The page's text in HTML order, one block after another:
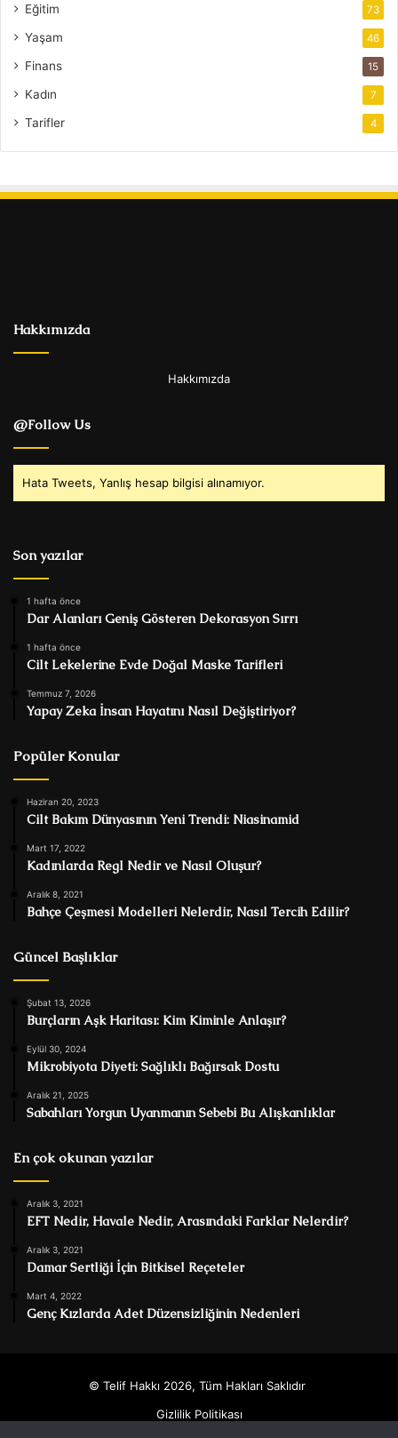
Eğitim 73
Yaşam 46
Finans 15
Kadın 7
Tarifler 4
Hakkımızda
Hakkımızda
@Follow Us
Hata Tweets, Yanlış hesap bilgisi alınamıyor.
Son yazılar
1 hafta önce
Dar Alanları Geniş Gösteren Dekorasyon Sırrı
1 hafta önce
Cilt Lekelerine Evde Doğal Maske Tarifleri
Temmuz 7, 2026
Yapay Zeka İnsan Hayatını Nasıl Değiştiriyor?
Popüler Konular
Haziran 20, 2023
Cilt Bakım Dünyasının Yeni Trendi: Niasinamid
Mart 17, 2022
Kadınlarda Regl Nedir ve Nasıl Oluşur?
Aralık 8, 2021
Bahçe Çeşmesi Modelleri Nelerdir, Nasıl Tercih Edilir?
Güncel Başlıklar
Şubat 13, 2026
Burçların Aşk Haritası: Kim Kiminle Anlaşır?
Eylül 30, 2024
Mikrobiyota Diyeti: Sağlıklı Bağırsak Dostu
Aralık 21, 2025
Sabahları Yorgun Uyanmanın Sebebi Bu Alışkanlıklar
En çok okunan yazılar
Aralık 3, 2021
EFT Nedir, Havale Nedir, Arasındaki Farklar Nelerdir?
Aralık 3, 2021
Damar Sertliği İçin Bitkisel Reçeteler
Mart 4, 2022
Genç Kızlarda Adet Düzensizliğinin Nedenleri
© Telif Hakkı 2026, Tüm Hakları Saklıdır
Gizlilik Politikası